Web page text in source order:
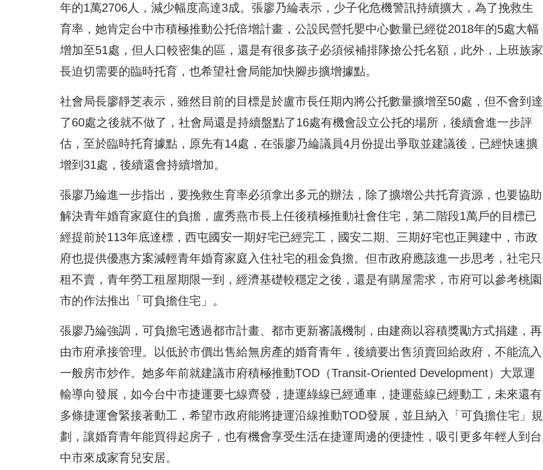
年的1萬2706人，減少幅度高達3成。張廖乃綸表示，少子化危機警訊持續擴大，為了挽救生
育率，她肯定台中市積極推動公托倍增計畫，公設民營托嬰中心數量已經從2018年的5處大幅
增加至51處，但人口較密集的區，還是有很多孩子必須候補排隊搶公托名額，此外，上班族家
長迫切需要的臨時托育，也希望社會局能加快腳步擴增據點。
社會局長廖靜芝表示，雖然目前的目標是於盧市長任期內將公托數量擴增至50處，但不會到達
了60處之後就不做了，社會局還是持續盤點了16處有機會設立公托的場所，後續會進一步評
估，至於臨時托育據點，原先有14處，在張廖乃綸議員4月份提出爭取並建議後，已經快速擴
增到31處，後續還會持續增加。
張廖乃綸進一步指出，要挽救生育率必須拿出多元的辦法，除了擴增公共托育資源，也要協助
解決青年婚育家庭住的負擔，盧秀燕市長上任後積極推動社會住宅，第二階段1萬戶的目標已
經提前於113年底達標，西屯國安一期好宅已經完工，國安二期、三期好宅也正興建中，市政
府也提供優惠方案減輕青年婚育家庭入住社宅的租金負擔。但市政府應該進一步思考，社宅只
租不賣，青年勞工租屋期限一到，經濟基礎較穩定之後，還是有購屋需求，市府可以參考桃園
市的作法推出「可負擔住宅」。
張廖乃綸強調，可負擔宅透過都市計畫、都市更新審議機制，由建商以容積獎勵方式捐建，再
由市府承接管理。以低於市價出售給無房產的婚育青年，後續要出售須賣回給政府，不能流入
一般房市炒作。她多年前就建議市府積極推動TOD（Transit-Oriented Development）大眾運
輸導向發展，如今台中市捷運要七線齊發，捷運綠線已經通車，捷運藍線已經動工，未來還有
多條捷運會緊接著動工，希望市政府能將捷運沿線推動TOD發展，並且納入「可負擔住宅」規
劃，讓婚育青年能買得起房子，也有機會享受生活在捷運周邊的便捷性，吸引更多年輕人到台
中市來成家育兒安居。